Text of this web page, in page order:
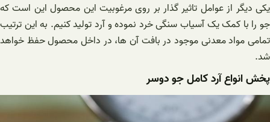
یکی دیگر از عوامل تاثیر گذار بر روی مرغوبیت این محصول این است که
جو را با کمک یک آسیاب سنگی خرد نموده و آرد تولید کنیم. به این ترتیب
تمامی مواد معدنی موجود در بافت آن ها، در داخل محصول حفظ خواهد
شد.
پخش انواع آرد کامل جو دوسر